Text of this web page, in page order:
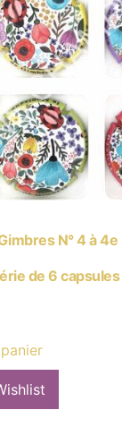
N° 4 à 4e
de 6 capsules